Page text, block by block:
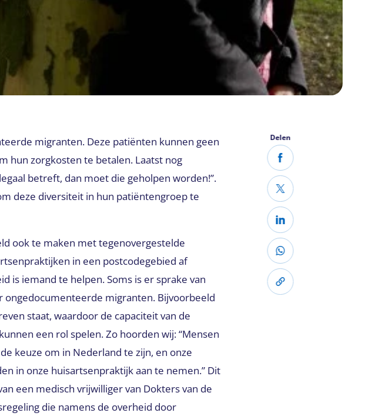
migranten. Deze patiënten kunnen geen
hun zorgkosten te betalen. Laatst nog
betreft, dan moet die geholpen worden!”.
deze diversiteit in hun patiëntengroep te
ook te maken met tegenovergestelde
in een postcodegebied af
is iemand te helpen. Soms is er sprake van
ongedocumenteerde migranten. Bijvoorbeeld
staat, waardoor de capaciteit van de
een rol spelen. Zo hoorden wij: “Mensen
keuze om in Nederland te zijn, en onze
in onze huisartsenpraktijk aan te nemen.” Dit
een medisch vrijwilliger van Dokters van de
die namens de overheid door
Delen